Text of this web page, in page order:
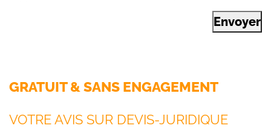
Envoyer
GRATUIT & SANS ENGAGEMENT
VOTRE AVIS SUR DEVIS-JURIDIQUE